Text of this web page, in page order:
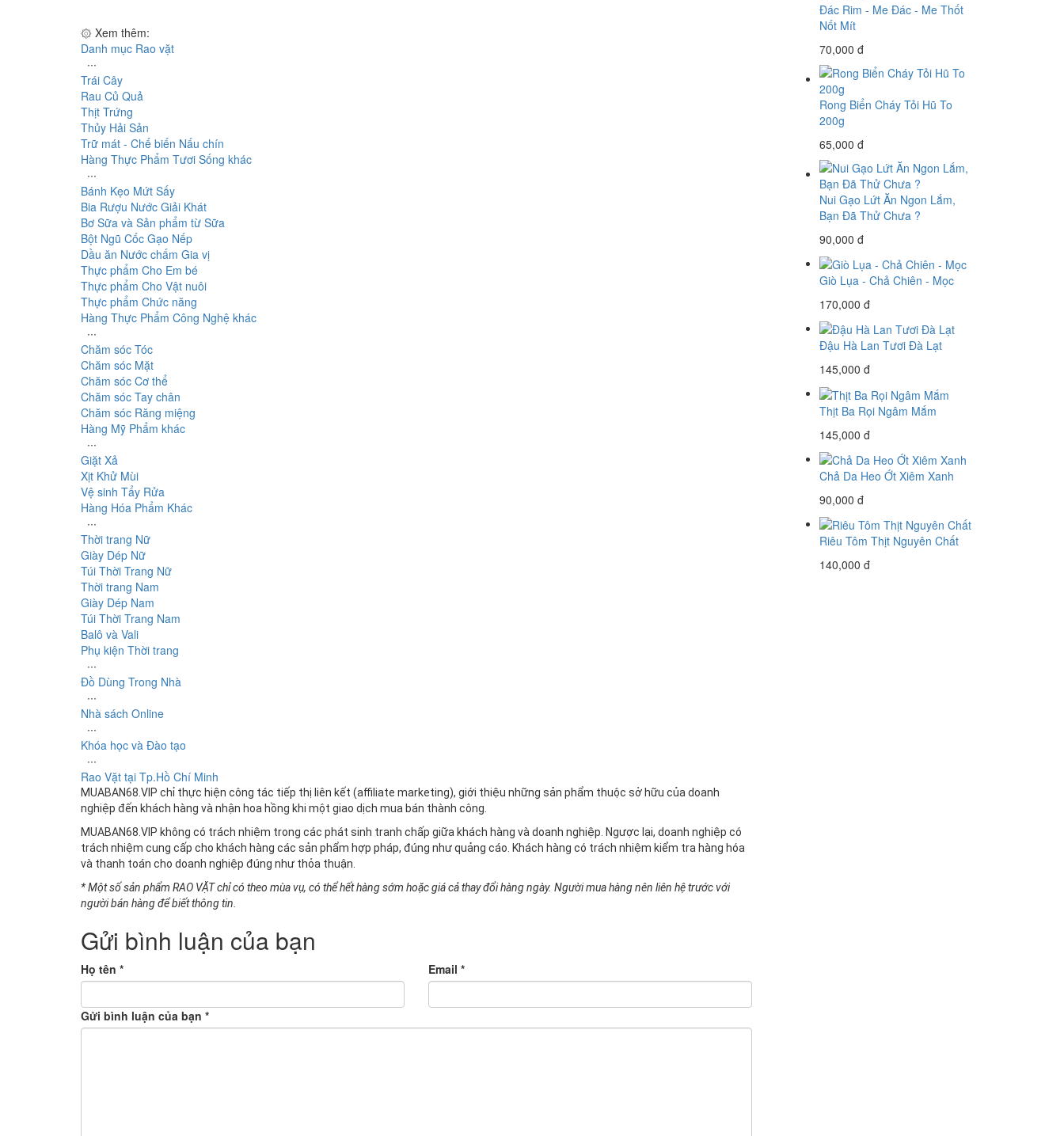
۞ Xem thêm:
Danh mục Rao vặt
∙∙∙
Trái Cây
Rau Củ Quả
Thịt Trứng
Thủy Hải Sản
Trữ mát - Chế biến Nấu chín
Hàng Thực Phẩm Tươi Sống khác
∙∙∙
Bánh Kẹo Mứt Sấy
Bia Rượu Nước Giải Khát
Bơ Sữa và Sản phẩm từ Sữa
Bột Ngũ Cốc Gạo Nếp
Dầu ăn Nước chấm Gia vị
Thực phẩm Cho Em bé
Thực phẩm Cho Vật nuôi
Thực phẩm Chức năng
Hàng Thực Phẩm Công Nghệ khác
∙∙∙
Chăm sóc Tóc
Chăm sóc Mặt
Chăm sóc Cơ thể
Chăm sóc Tay chân
Chăm sóc Răng miệng
Hàng Mỹ Phẩm khác
∙∙∙
Giặt Xả
Xịt Khử Mùi
Vệ sinh Tẩy Rửa
Hàng Hóa Phẩm Khác
∙∙∙
Thời trang Nữ
Giày Dép Nữ
Túi Thời Trang Nữ
Thời trang Nam
Giày Dép Nam
Túi Thời Trang Nam
Balô và Vali
Phụ kiện Thời trang
∙∙∙
Đồ Dùng Trong Nhà
∙∙∙
Nhà sách Online
∙∙∙
Khóa học và Đào tạo
∙∙∙
Rao Vặt tại Tp.Hồ Chí Minh
MUABAN68.VIP chỉ thực hiện công tác tiếp thị liên kết (affiliate marketing), giới thiệu những sản phẩm thuộc sở hữu của doanh
nghiệp đến khách hàng và nhận hoa hồng khi một giao dịch mua bán thành công.
MUABAN68.VIP không có trách nhiệm trong các phát sinh tranh chấp giữa khách hàng và doanh nghiệp. Ngược lại, doanh nghiệp có
trách nhiệm cung cấp cho khách hàng các sản phẩm hợp pháp, đúng như quảng cáo. Khách hàng có trách nhiệm kiểm tra hàng hóa
và thanh toán cho doanh nghiệp đúng như thỏa thuận.
* Một số sản phẩm RAO VẶT chỉ có theo mùa vụ, có thể hết hàng sớm hoặc giá cả thay đổi hàng ngày. Người mua hàng nên liên hệ trước với
người bán hàng để biết thông tin.
Gửi bình luận của bạn
Họ tên * Email *
Gửi bình luận của bạn *
Đác Rim - Me Đác - Me Thốt
Nốt Mít
70,000 đ
Rong Biển Cháy Tỏi Hũ To
200g
65,000 đ
Nui Gạo Lứt Ăn Ngon Lắm,
Bạn Đã Thử Chưa ?
90,000 đ
Giò Lụa - Chả Chiên - Mọc
170,000 đ
Đậu Hà Lan Tươi Đà Lạt
145,000 đ
Thịt Ba Rọi Ngâm Mắm
145,000 đ
Chả Da Heo Ớt Xiêm Xanh
90,000 đ
Riêu Tôm Thịt Nguyên Chất
140,000 đ